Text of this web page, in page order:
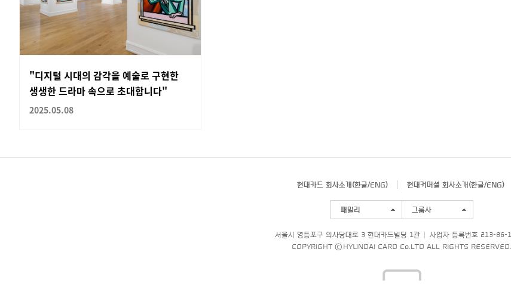
"디지털 시대의 감각을 예술로 구현한
생생한 드라마 속으로 초대합니다"
2025.05.08
현대카드 회사소개(한글/ENG) 현대커머셜 회사소개(한글/ENG)
패밀리 그룹사
서울시 영등포구 의사당대로 3 현대카드빌딩 1관
사업자 등록번호 213-86-
COPYRIGHT © HYUNDAI CARD Co.LTD ALL RIGHTS RESERVED.